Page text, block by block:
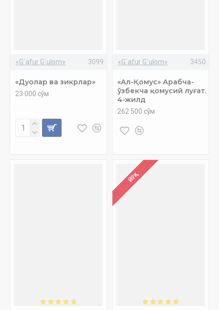
«G`afur G`ulom» 3099
«Дуолар ва зикрлар»
23 000 сўм
«G`afur G`ulom» 3450
«Ал-Қомус» Арабча-
ўзбекча қомусий луғат.
4-жилд
262 500 сўм
ЙЎҚ